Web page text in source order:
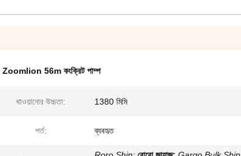
Zoomlion 56m কংক্রিট পাম্প
খাওয়ানোর উচ্চতা: 1380 মিমি
শর্ত: ব্যবহৃত